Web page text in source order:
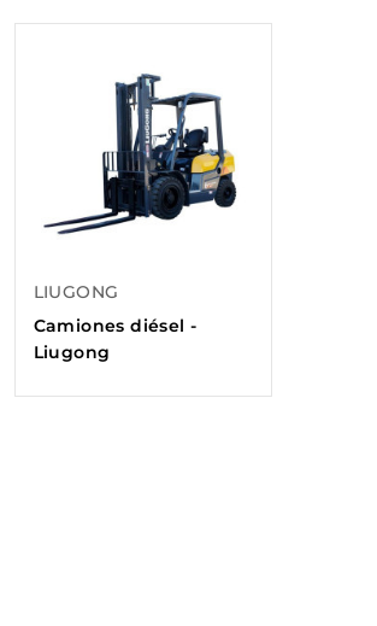
LIUGONG
Camiones diésel -
Liugong